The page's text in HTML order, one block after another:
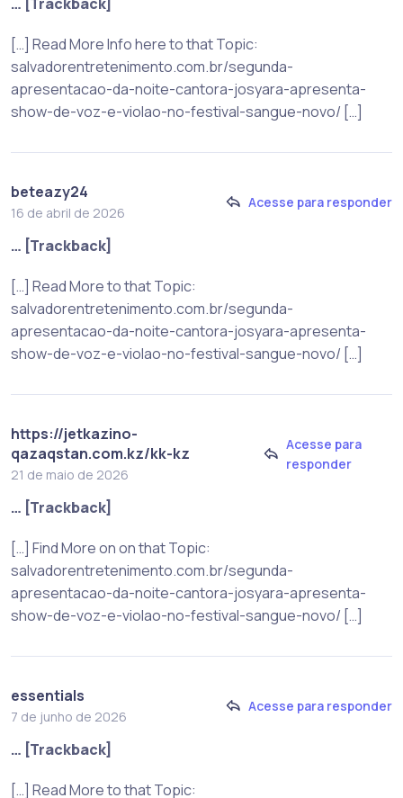
[…] Read More Info here to that Topic:
salvadorentretenimento.com.br/segunda-
apresentacao-da-noite-cantora-josyara-apresenta-
show-de-voz-e-violao-no-festival-sangue-novo/ […]
beteazy24
16 de abril de 2026
Acesse para responder
… [Trackback]
[…] Read More to that Topic:
salvadorentretenimento.com.br/segunda-
apresentacao-da-noite-cantora-josyara-apresenta-
show-de-voz-e-violao-no-festival-sangue-novo/ […]
https://jetkazino-
qazaqstan.com.kz/kk-kz
21 de maio de 2026
Acesse para
responder
… [Trackback]
[…] Find More on on that Topic:
salvadorentretenimento.com.br/segunda-
apresentacao-da-noite-cantora-josyara-apresenta-
show-de-voz-e-violao-no-festival-sangue-novo/ […]
essentials
7 de junho de 2026
Acesse para responder
… [Trackback]
[…] Read More to that Topic: